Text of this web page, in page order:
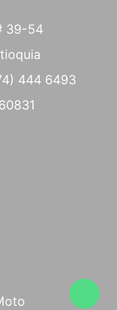
39-54
444 6493